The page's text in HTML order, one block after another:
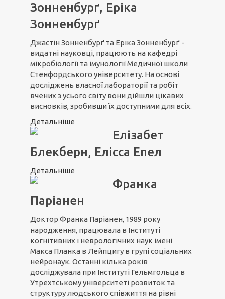
Зонненбурґ, Еріка
Зонненбурґ
Джастін Зонненбурґ та Еріка Зонненбурґ -
видатні науковці, працюють на кафедрі
мікробіології та імунології Медичної школи
Стенфордського університету. На основі
досліджень власної лабораторії та робіт
вчених з усього світу вони дійшли цікавих
висновків, зробивши їх доступними для всіх.
Детальніше
Елізабет
Блекберн, Елісса Епел
Детальніше
Франка
Паріанен
Доктор Франка Паріанен, 1989 року
народження, працювала в Інституті
когнітивних і неврологічних наук імені
Макса Планка в Лейпцигу в групі соціальних
нейронаук. Останні кілька років
досліджувала при Інституті Гельмгольца в
Утрехтському університеті розвиток та
структуру людського співжиття на рівні